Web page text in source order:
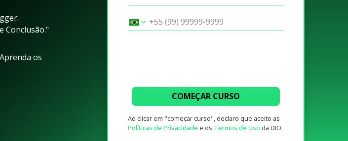
Conclusão."
os
COMEÇAR CURSO
Ao clicar em "começar curso", declaro que aceito as
Políticas de Privacidade e os Termos de Uso da DIO.